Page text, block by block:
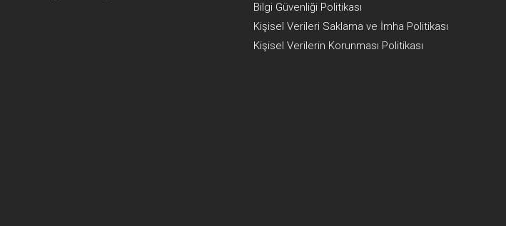
Bilgi Güvenliği Politikası
Kişisel Verileri Saklama ve İmha Politikası
Kişisel Verilerin Korunması Politikası